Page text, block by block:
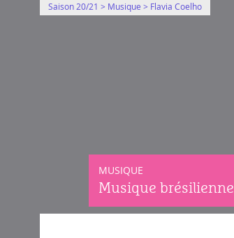
Saison 20/21 > Musique > Flavia Coelho
MUSIQUE
Musique brésilienne